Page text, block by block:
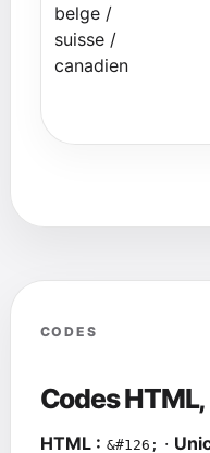
belge /
suisse /
canadien
CODES
Codes
HTML : &#126; ·